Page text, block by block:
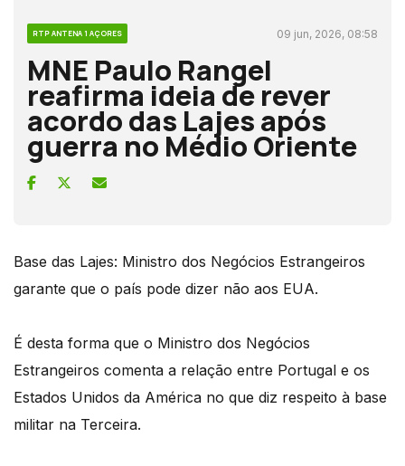
RTP ANTENA 1 AÇORES 09 jun, 2026, 08:58
MNE Paulo Rangel
reafirma ideia de rever
acordo das Lajes após
guerra no Médio Oriente
Base das Lajes: Ministro dos Negócios Estrangeiros
garante que o país pode dizer não aos EUA.
É desta forma que o Ministro dos Negócios
Estrangeiros comenta a relação entre Portugal e os
Estados Unidos da América no que diz respeito à base
militar na Terceira.